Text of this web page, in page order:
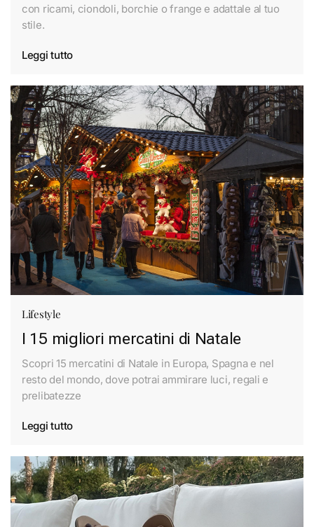
con ricami, ciondoli, borchie o frange e adattale al tuo
stile.
Leggi tutto
Lifestyle
I 15 migliori mercatini di Natale
Scopri 15 mercatini di Natale in Europa, Spagna e nel
resto del mondo, dove potrai ammirare luci, regali e
prelibatezze
Leggi tutto